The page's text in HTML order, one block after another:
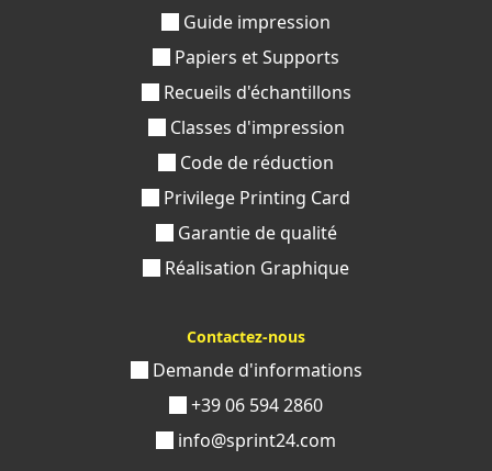
Guide impression
Papiers et Supports
Recueils d'échantillons
Classes d'impression
Code de réduction
Privilege Printing Card
Garantie de qualité
Réalisation Graphique
Contactez-nous
Demande d'informations
+39 06 594 2860
info@sprint24.com